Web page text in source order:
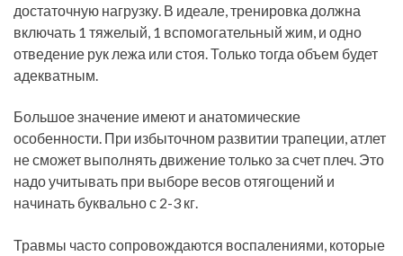
достаточную нагрузку. В идеале, тренировка должна
включать 1 тяжелый, 1 вспомогательный жим, и одно
отведение рук лежа или стоя. Только тогда объем будет
адекватным.
Большое значение имеют и анатомические
особенности. При избыточном развитии трапеции, атлет
не сможет выполнять движение только за счет плеч. Это
надо учитывать при выборе весов отягощений и
начинать буквально с 2-3 кг.
Травмы часто сопровождаются воспалениями, которые